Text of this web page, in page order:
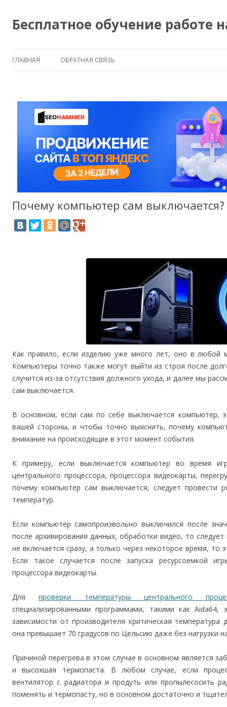
Бесплатное обучение работе
ГЛАВНАЯ ОБРАТНАЯ СВЯЗЬ
Почему компьютер сам выключается?
Как правило, если изделию уже много лет, оно в любой
Компьютеры точно также могут выйти из строя после
случится из-за отсутствия должного ухода, и далее мы
сам выключается.
В основном, если сам по себе выключается компьютер,
вашей стороны, и чтобы точно выяснить, почему
внимание на происходящие в этот момент события.
К примеру, если выключается компьютер во время
центрального процессора, процессора видеокарты,
почему компьютер сам выключается, следует провести
температур.
Если компьютер самопроизвольно выключился после
после архивирования данных, обработки видео, то
не включается сразу, а только через некоторое время, то
Если такое случается после запуска ресурсоемкой
процессора видеокарты.
Дляпроверки температуры центрального
специализированными программами, такими как
зависимости от производителя критическая
она превышает 70 градусов по Цельсию даже без нагрузки
Причиной перегрева в этом случае в основном является
и высохшая термопаста. В любом случае, если
вентилятор с радиатора и продуть или пропылесосить
поменять и термопасту, но в основном достаточно и